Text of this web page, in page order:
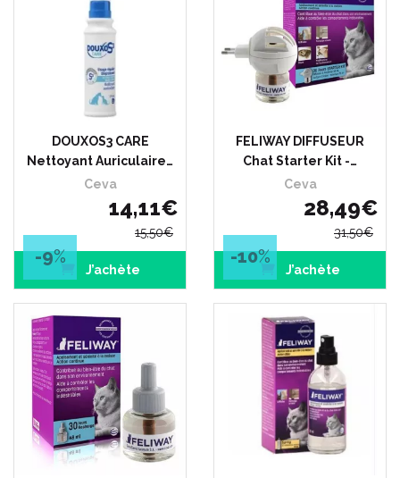
DOUXOS3 CARE
Nettoyant Auriculaire…
Ceva
14,11€
15,50€
-9%
J’achète
FELIWAY DIFFUSEUR
Chat Starter Kit -…
Ceva
28,49€
31,50€
-10%
J’achète